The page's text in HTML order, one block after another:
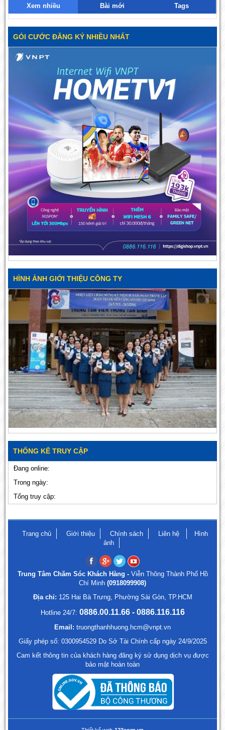
Xem nhiều Bài mới Tags
GÓI CƯỚC ĐĂNG KÝ NHIỀU NHẤT
HÌNH ẢNH GIỚI THIỆU CÔNG TY
THỐNG KÊ TRUY CẬP
Đang online:
Trong ngày:
Tổng truy cập:
Trang chủ Giới thiệu Chính sách Liên hệ
Hình
ảnh
Trung Tâm Chăm Sóc Khách Hàng - Viễn Thông Thành Phố Hồ
Chí Minh (0918099908)
Địa chỉ: 125 Hai Bà Trưng, Phường Sài Gòn, TP.HCM
Hotline 24/7: 0886.00.11.66 - 0886.116.116
Email: truongthanhhuong.hcm@vnpt.vn
Giấy phép số: 0300954529 Do Sở Tài Chính cấp ngày 24/9/2025
Cam kết thông tin của khách hàng đăng ký sử dụng dịch vụ được
bảo mật hoàn toàn